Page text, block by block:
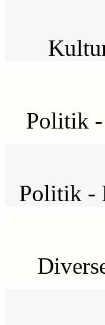
Politik -
Politik -